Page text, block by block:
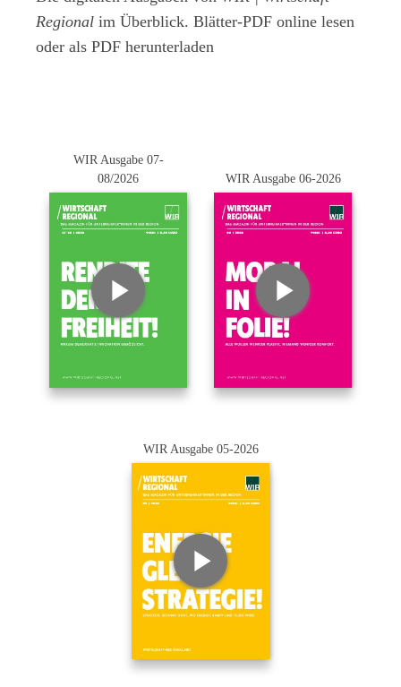
Regional im Überblick. Blätter-PDF online lesen
oder als PDF herunterladen
WIR Ausgabe 07-
08/2026
WIR Ausgabe 06-2026
WIR Ausgabe 05-2026